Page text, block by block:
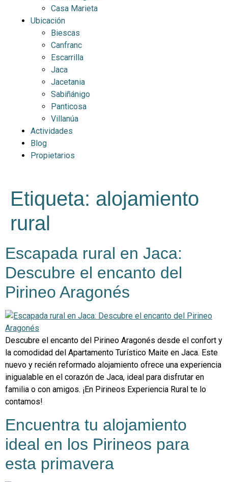
Casa Marieta
Ubicación
Biescas
Canfranc
Escarrilla
Jaca
Jacetania
Sabiñánigo
Panticosa
Villanúa
Actividades
Blog
Propietarios
Etiqueta: alojamiento
rural
Escapada rural en Jaca:
Descubre el encanto del
Pirineo Aragonés
Descubre el encanto del Pirineo Aragonés desde el confort y
la comodidad del Apartamento Turístico Maite en Jaca. Este
nuevo y recién reformado alojamiento ofrece una experiencia
inigualable en el corazón de Jaca, ideal para disfrutar en
familia o con amigos. ¡En Pirineos Experiencia Rural te lo
contamos!
Encuentra tu alojamiento
ideal en los Pirineos para
esta primavera